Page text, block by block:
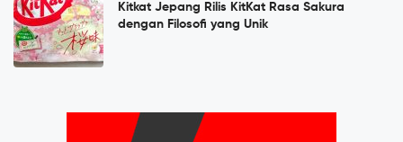
Kitkat Jepang Rilis KitKat Rasa Sakura
dengan Filosofi yang Unik